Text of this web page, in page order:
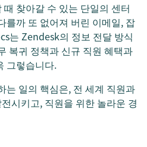
찾아갈 수 있는 단일의 센터
를까 또 없어져 버린 이메일, 잡
는 Zendesk의 정보 전달 방식
복귀 정책과 신규 직원 혜택과
그렇습니다.
는 일의 핵심은, 전 세계 직원과
시키고, 직원을 위한 놀라운 경